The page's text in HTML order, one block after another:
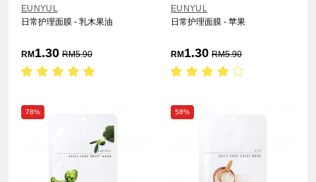
EUNYUL
日常护理面膜 - 乳木果油
RM 1.30 RM5.90
EUNYUL
日常护理面膜 - 苹果
RM 1.30 RM5.90
78% 58%